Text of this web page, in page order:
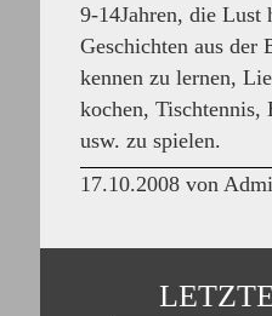
9-14Jahren, die Lust
Geschichten aus der
kennen zu lernen,
kochen,
usw. zu spielen.
17.10.2008 von